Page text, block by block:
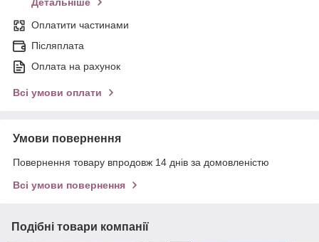
Детальніше
Оплатити частинами
Післяплата
Оплата на рахунок
Всі умови оплати
Умови повернення
Повернення товару впродовж 14 днів за домовленістю
Всі умови повернення
Подібні товари компанії